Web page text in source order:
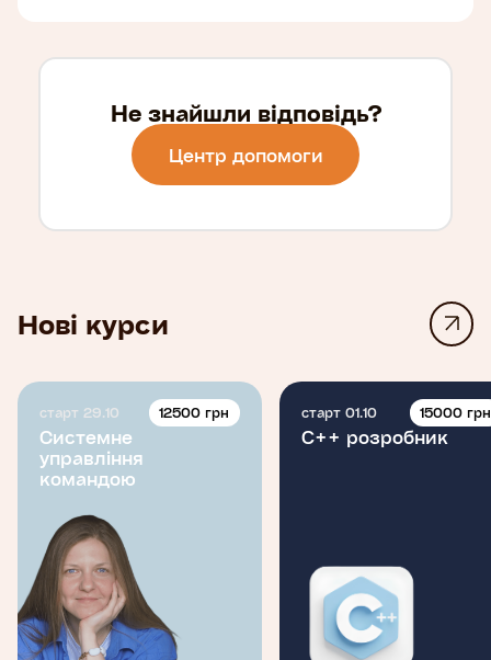
Не знайшли відповідь?
Центр допомоги
Нові курси
старт 29.10 12500 грн
Системне
управління
командою
старт 01.10 15000 грн
C++ розробник